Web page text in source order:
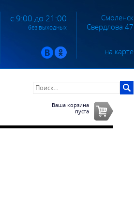
с 9:00 до 21:00
без выходных
Смоленск
Свердлова 47
на карте
Ваша корзина
пуста